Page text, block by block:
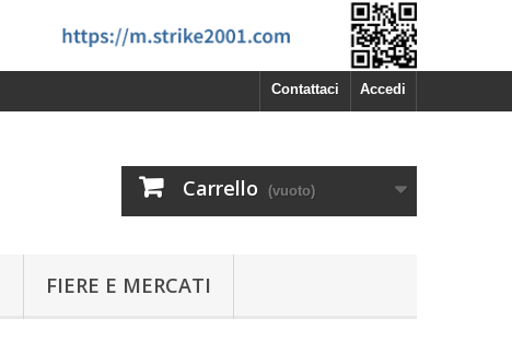
Accedi
Contattaci
Carrello (vuoto)
FIERE E MERCATI